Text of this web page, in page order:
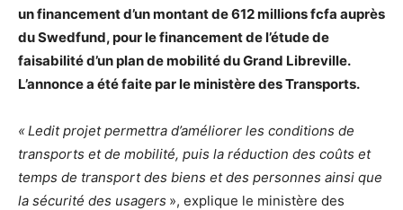
un financement d’un montant de 612 millions fcfa auprès
du Swedfund, pour le financement de l’étude de
faisabilité d’un plan de mobilité du Grand Libreville.
L’annonce a été faite par le ministère des Transports.
« Ledit projet permettra d’améliorer les conditions de
transports et de mobilité, puis la réduction des coûts et
temps de transport des biens et des personnes ainsi que
la sécurité des usagers », explique le ministère des